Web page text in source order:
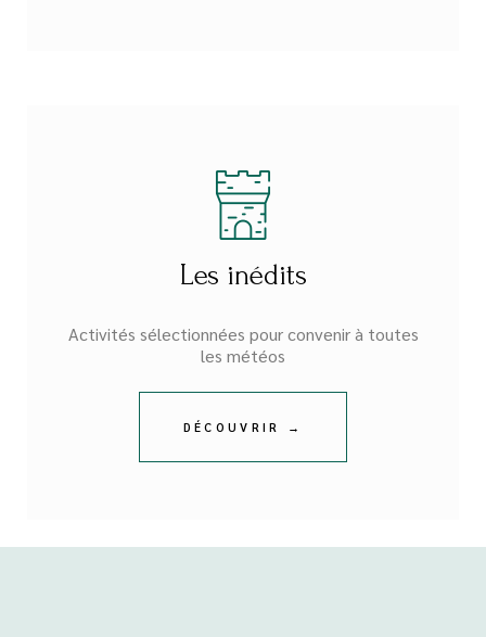
Les inédits
Activités sélectionnées pour convenir à toutes
les météos
DÉCOUVRIR →